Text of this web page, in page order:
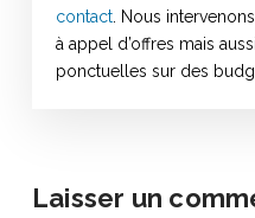
contact. Nous
à appel d’offres mais
ponctuelles sur des
Laisser un